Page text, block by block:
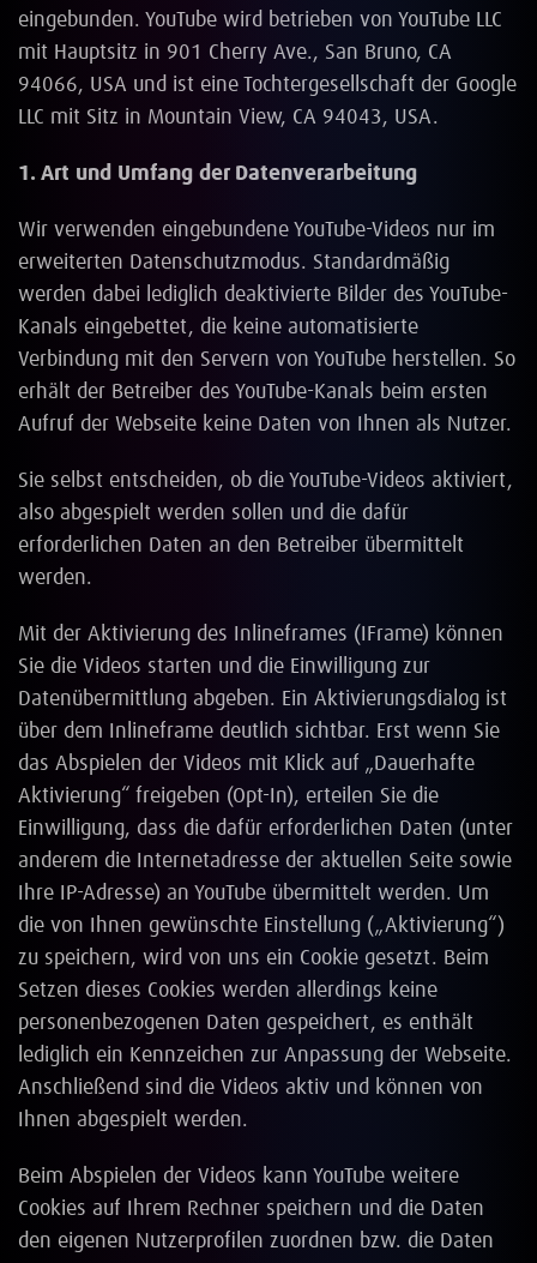
eingebunden. YouTube wird betrieben von YouTube LLC
mit Hauptsitz in 901 Cherry Ave., San Bruno, CA
94066, USA und ist eine Tochtergesellschaft der Google
LLC mit Sitz in Mountain View, CA 94043, USA.
1. Art und Umfang der Datenverarbeitung
Wir verwenden eingebundene YouTube-Videos nur im
erweiterten Datenschutzmodus. Standardmäßig
werden dabei lediglich deaktivierte Bilder des YouTube-
Kanals eingebettet, die keine automatisierte
Verbindung mit den Servern von YouTube herstellen. So
erhält der Betreiber des YouTube-Kanals beim ersten
Aufruf der Webseite keine Daten von Ihnen als Nutzer.
Sie selbst entscheiden, ob die YouTube-Videos aktiviert,
also abgespielt werden sollen und die dafür
erforderlichen Daten an den Betreiber übermittelt
werden.
Mit der Aktivierung des Inlineframes (IFrame) können
Sie die Videos starten und die Einwilligung zur
Datenübermittlung abgeben. Ein Aktivierungsdialog ist
über dem Inlineframe deutlich sichtbar. Erst wenn Sie
das Abspielen der Videos mit Klick auf „Dauerhafte
Aktivierung“ freigeben (Opt-In), erteilen Sie die
Einwilligung, dass die dafür erforderlichen Daten (unter
anderem die Internetadresse der aktuellen Seite sowie
Ihre IP-Adresse) an YouTube übermittelt werden. Um
die von Ihnen gewünschte Einstellung („Aktivierung“)
zu speichern, wird von uns ein Cookie gesetzt. Beim
Setzen dieses Cookies werden allerdings keine
personenbezogenen Daten gespeichert, es enthält
lediglich ein Kennzeichen zur Anpassung der Webseite.
Anschließend sind die Videos aktiv und können von
Ihnen abgespielt werden.
Beim Abspielen der Videos kann YouTube weitere
Cookies auf Ihrem Rechner speichern und die Daten
den eigenen Nutzerprofilen zuordnen bzw. die Daten